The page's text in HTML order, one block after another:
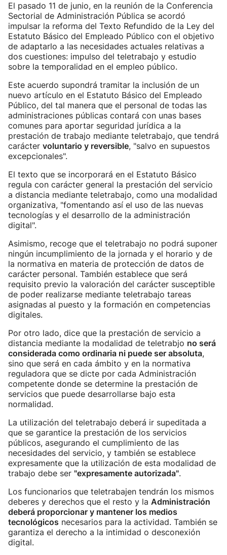
El pasado 11 de junio, en la reunión de la Conferencia
Sectorial de Administración Pública se acordó
impulsar la reforma del Texto Refundido de la Ley del
Estatuto Básico del Empleado Público con el objetivo
de adaptarlo a las necesidades actuales relativas a
dos cuestiones: impulso del teletrabajo y estudio
sobre la temporalidad en el empleo público.
Este acuerdo supondrá tramitar la inclusión de un
nuevo artículo en el Estatuto Básico del Empleado
Público, del tal manera que el personal de todas las
administraciones públicas contará con unas bases
comunes para aportar seguridad jurídica a la
prestación de trabajo mediante teletrabajo, que tendrá
carácter voluntario y reversible, "salvo en supuestos
excepcionales".
El texto que se incorporará en el Estatuto Básico
regula con carácter general la prestación del servicio
a distancia mediante teletrabajo, como una modalidad
organizativa, "fomentando así el uso de las nuevas
tecnologías y el desarrollo de la administración
digital".
Asimismo, recoge que el teletrabajo no podrá suponer
ningún incumplimiento de la jornada y el horario y de
la normativa en materia de protección de datos de
carácter personal. También establece que será
requisito previo la valoración del carácter susceptible
de poder realizarse mediante teletrabajo tareas
asignadas al puesto y la formación en competencias
digitales.
Por otro lado, dice que la prestación de servicio a
distancia mediante la modalidad de teletrabjo no será
considerada como ordinaria ni puede ser absoluta,
sino que será en cada ámbito y en la normativa
reguladora que se dicte por cada Administración
competente donde se determine la prestación de
servicios que puede desarrollarse bajo esta
normalidad.
La utilización del teletrabajo deberá ir supeditada a
que se garantice la prestación de los servicios
públicos, asegurando el cumplimiento de las
necesidades del servicio, y también se establece
expresamente que la utilización de esta modalidad de
trabajo debe ser "expresamente autorizada".
Los funcionarios que teletrabajen tendrán los mismos
deberes y derechos que el resto y la Administración
deberá proporcionar y mantener los medios
tecnológicos necesarios para la actividad. También se
garantiza el derecho a la intimidad o desconexión
digital.